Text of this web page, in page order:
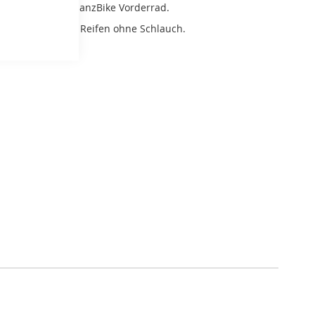
für das BERG BalanzBike Vorderrad.
sich um einen Reifen ohne Schlauch.